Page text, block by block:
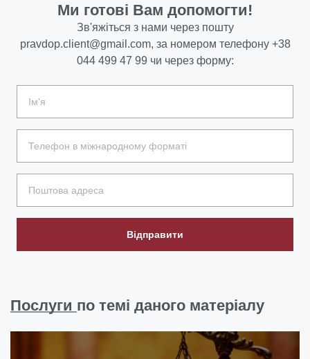
Ми готові Вам допомогти!
Зв'яжіться з нами через пошту
pravdop.client@gmail.com, за номером телефону +38
044 499 47 99 чи через форму:
Відправити
Послуги по темі даного матеріалу